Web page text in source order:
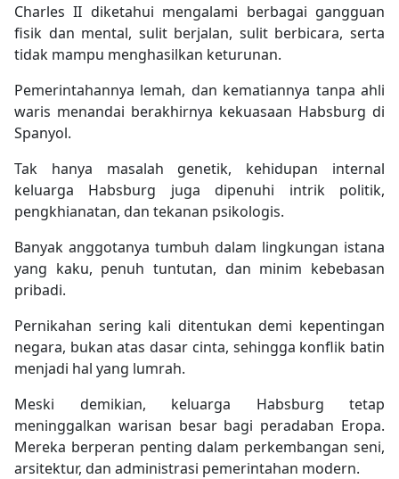
Charles II diketahui mengalami berbagai gangguan
fisik dan mental, sulit berjalan, sulit berbicara, serta
tidak mampu menghasilkan keturunan.
Pemerintahannya lemah, dan kematiannya tanpa ahli
waris menandai berakhirnya kekuasaan Habsburg di
Spanyol.
Tak hanya masalah genetik, kehidupan internal
keluarga Habsburg juga dipenuhi intrik politik,
pengkhianatan, dan tekanan psikologis.
Banyak anggotanya tumbuh dalam lingkungan istana
yang kaku, penuh tuntutan, dan minim kebebasan
pribadi.
Pernikahan sering kali ditentukan demi kepentingan
negara, bukan atas dasar cinta, sehingga konflik batin
menjadi hal yang lumrah.
Meski demikian, keluarga Habsburg tetap
meninggalkan warisan besar bagi peradaban Eropa.
Mereka berperan penting dalam perkembangan seni,
arsitektur, dan administrasi pemerintahan modern.